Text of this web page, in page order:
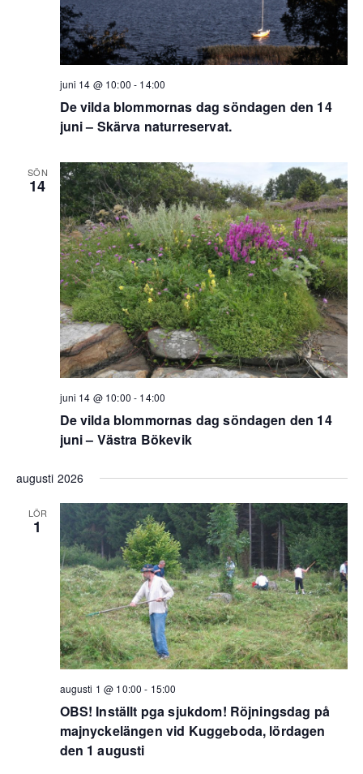
juni 14 @ 10:00 - 14:00
De vilda blommornas dag söndagen den 14
juni – Skärva naturreservat.
SÖN
14
juni 14 @ 10:00 - 14:00
De vilda blommornas dag söndagen den 14
juni – Västra Bökevik
augusti 2026
LÖR
1
augusti 1 @ 10:00 - 15:00
OBS! Inställt pga sjukdom! Röjningsdag på
majnyckelängen vid Kuggeboda, lördagen
den 1 augusti